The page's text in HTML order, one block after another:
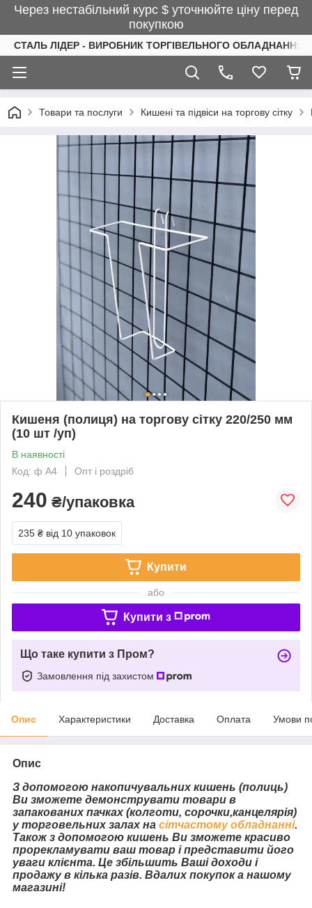
Через нестабільний курс $ уточнюйте ціну перед
покупкою
СТАЛЬ ЛІДЕР - ВИРОБНИК ТОРГІВЕЛЬНОГО ОБЛАДНАННЯ
Товари та послуги Кишені та підвіси на торгову сітку
Кишеня (полиця) на торгову сітку 220/250 мм
(10 шт /уп)
В наявності
Код: ф А4
Опт і роздріб
240 ₴/упаковка
235 ₴ від 10 упаковок
Купити
або
Купити з
Що таке купити з Пром?
Замовлення під захистом
Опис Характеристики Доставка Оплата Умови
Опис
З допомогою накопичувальних кишень (полиць)
Ви зможете демонструвати товари в
запакованих пачках (колготи, сорочки,канцелярія)
у торговельних залах на сітчастому обладнанні.
Також з допомогою кишень Ви зможете красиво
прорекламувати ваш товар і представити його
уваги клієнта. Це збільшить Ваші доходи і
продажу в кілька разів. Вдалих покупок а нашому
магазині!